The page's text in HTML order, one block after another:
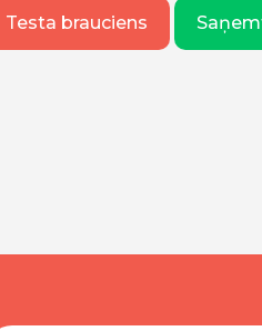
Testa brauciens